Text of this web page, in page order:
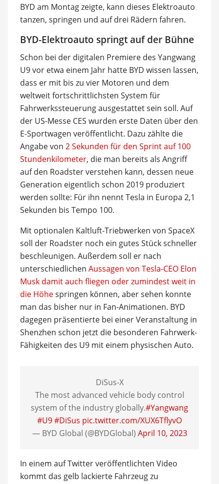
BYD am Montag zeigte, kann dieses Elektroauto
tanzen, springen und auf drei Rädern fahren.
BYD-Elektroauto springt auf der Bühne
Schon bei der digitalen Premiere des Yangwang
U9 vor etwa einem Jahr hatte BYD wissen lassen,
dass er mit bis zu vier Motoren und dem
weltweit fortschrittlichsten System für
Fahrwerkssteuerung ausgestattet sein soll. Auf
der US-Messe CES wurden erste Daten über den
E-Sportwagen veröffentlicht. Dazu zählte die
Angabe von 2 Sekunden für den Sprint auf 100
Stundenkilometer, die man bereits als Angriff
auf den Roadster verstehen kann, dessen neue
Generation eigentlich schon 2019 produziert
werden sollte: Für ihn nennt Tesla in Europa 2,1
Sekunden bis Tempo 100.
Mit optionalen Kaltluft-Triebwerken von SpaceX
soll der Roadster noch ein gutes Stück schneller
beschleunigen. Außerdem soll er nach
unterschiedlichen Aussagen von Tesla-CEO Elon
Musk damit auch fliegen oder zumindest weit in
die Höhespringen können, aber sehen konnte
man das bisher nur in Fan-Animationen. BYD
dagegen präsentierte bei einer Veranstaltung in
Shenzhen schon jetzt die besonderen Fahrwerk-
Fähigkeiten des U9 mit einem physischen Auto.
DiSus-X
The most advanced vehicle body control
system of the industry globally.#Yangwang
#U9#DiSus pic.twitter.com/XUX6TflyvO
— BYD Global (@BYDGlobal) April 10, 2023
In einem auf Twitter veröffentlichten Video
kommt das gelb lackierte Fahrzeug zu